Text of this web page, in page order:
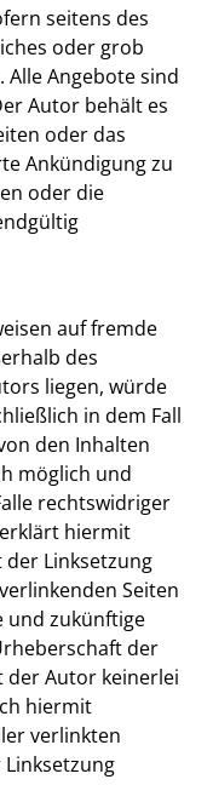
seitens des
oder grob
Angebote sind
Autor behält es
oder das
Ankündigung zu
oder die
auf fremde
des
liegen, würde
in dem Fall
den Inhalten
möglich und
rechtswidriger
hiermit
Linksetzung
Seiten
und zukünftige
der
Autor keinerlei
hiermit
verlinkten